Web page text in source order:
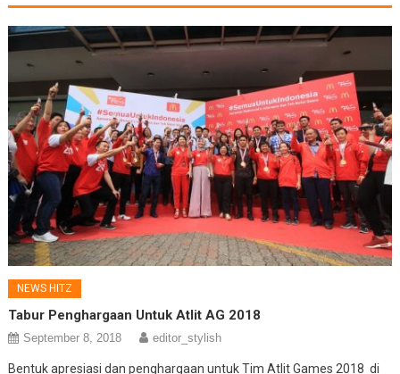
NEWS HITZ
Tabur Penghargaan Untuk Atlit AG 2018
September 8, 2018 editor_stylish
Bentuk apresiasi dan penghargaan untuk Tim Atlit Games 2018 di